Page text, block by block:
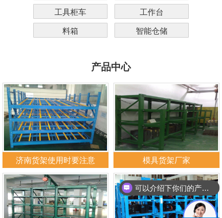
工具柜车
工作台
料箱
智能仓储
产品中心
济南货架使用时要注意 模具货架厂家
可以介绍下你们的产品么？